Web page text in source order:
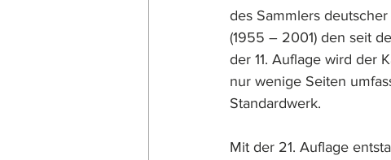
des Sammlers
(1955 – 2001) den seit
der 11. Auflage wird der
nur wenige Seiten
Standardwerk.
Mit der 21. Auflage